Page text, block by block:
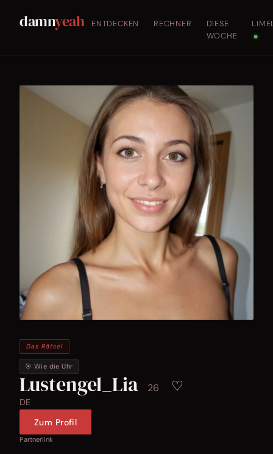
damnyeah ENTDECKEN RECHNER
DIESE
WOCHE
●
Das Rätsel
🎯 Wie die Uhr
Lustengel_Lia 26 ♡
DE
Zum Profil
Partnerlink